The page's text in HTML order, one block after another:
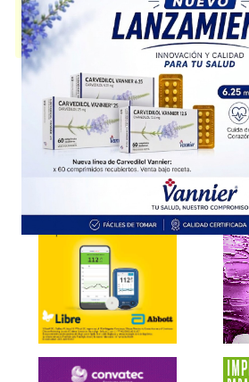
presentación disponible.
Producto importado.
Explorar más
Otros productos convacuna
Otros productos deSanofi Health